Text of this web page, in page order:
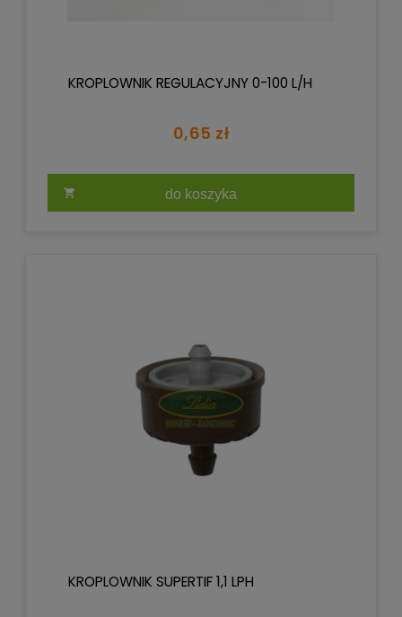
KROPLOWNIK REGULACYJNY 0-100 L/H
0,65 zł
do koszyka
KROPLOWNIK SUPERTIF 1,1 LPH